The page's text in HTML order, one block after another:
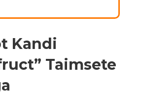
Kandi
Taimsete